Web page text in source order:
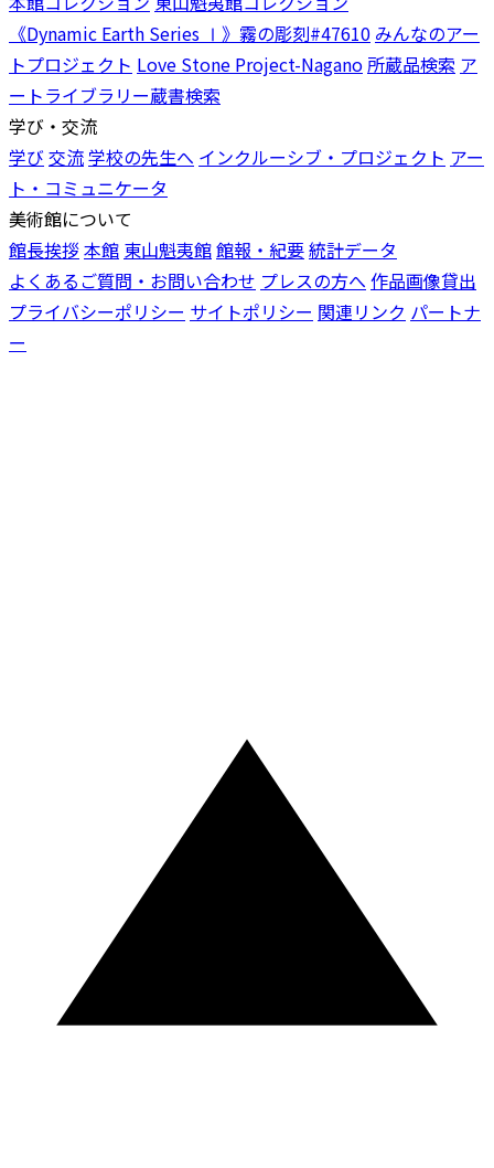
《Dynamic Earth Series Ⅰ》霧の彫刻#47610 みんなのアー
トプロジェクト Love Stone Project-Nagano所蔵品検索 ア
ートライブラリー蔵書検索
学び・交流
学び 交流学校の先生へ インクルーシブ・プロジェクト アー
ト・コミュニケータ
美術館について
館長挨拶本館 東山魁夷館館報・紀要統計データ
よくあるご質問・お問い合わせ プレスの方へ 作品画像貸出
プライバシーポリシー サイトポリシー 関連リンク パートナ
ー